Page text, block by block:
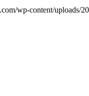
wp-content/uploads/